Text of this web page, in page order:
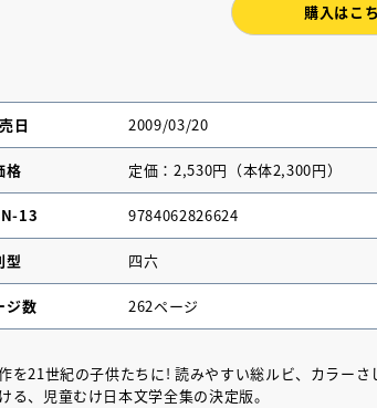
購入はこ
日 2009/03/20
格 定価：2,530円（本体2,300円）
13 9784062826624
型 四六
ジ数 262ページ
を21世紀の子供たちに! 読みやすい総ルビ、カラー
る、児童むけ日本文学全集の決定版。